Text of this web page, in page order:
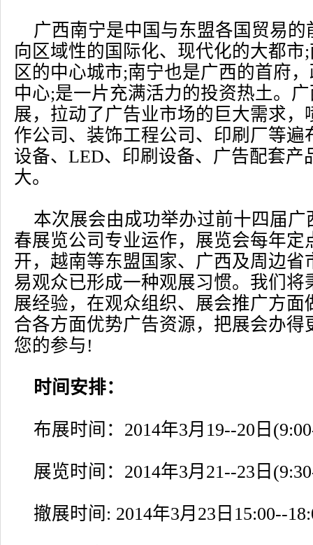
广西南宁是中国与东盟各国贸易
向区域性的国际化、现代化的大都市
区的中心城市;南宁也是广西的首府
中心;是一片充满活力的投资热土。
展，拉动了广告业市场的巨大需求，
作公司、装饰工程公司、印刷厂等遍
设备、LED、印刷设备、广告配套产
大。
本次展会由成功举办过前十四届
春展览公司专业运作，展览会每年定
开，越南等东盟国家、广西及周边省
易观众已形成一种观展习惯。我们将
展经验，在观众组织、展会推广方面
合各方面优势广告资源，把展会办得
您的参与!
时间安排：
布展时间：2014年3月19--20日
展览时间：2014年3月21--23日
撤展时间: 2014年3月23日15:00--